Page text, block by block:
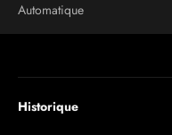
Automatique
Historique